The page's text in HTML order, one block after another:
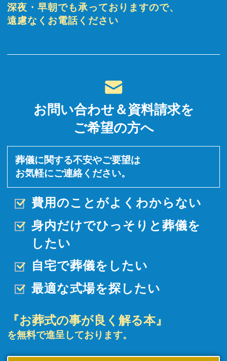
深夜・早朝でも承っておりますので、
遠慮なくお電話ください
お問い合わせ＆資料請求を
ご希望の方へ
葬儀に関する不安やご要望は
お気軽にご連絡ください。
費用のことがよくわからない
身内だけでひっそりと 葬儀を
したい
自宅で葬儀をしたい
最適な式場を探したい
『お葬式の事が良く解る本』
を無料で進呈しております。